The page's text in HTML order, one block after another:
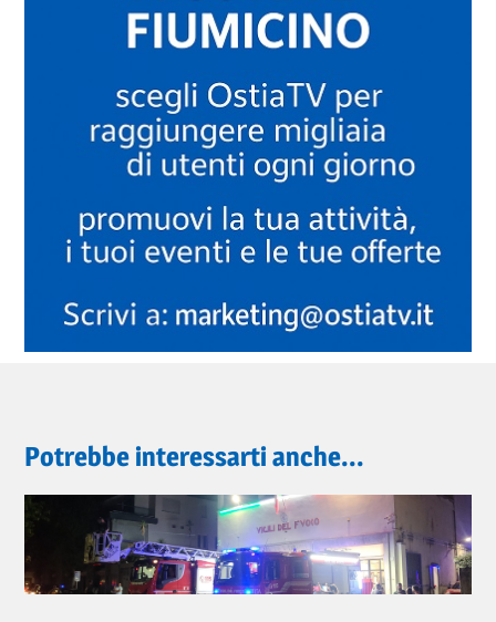
Potrebbe interessarti anche...